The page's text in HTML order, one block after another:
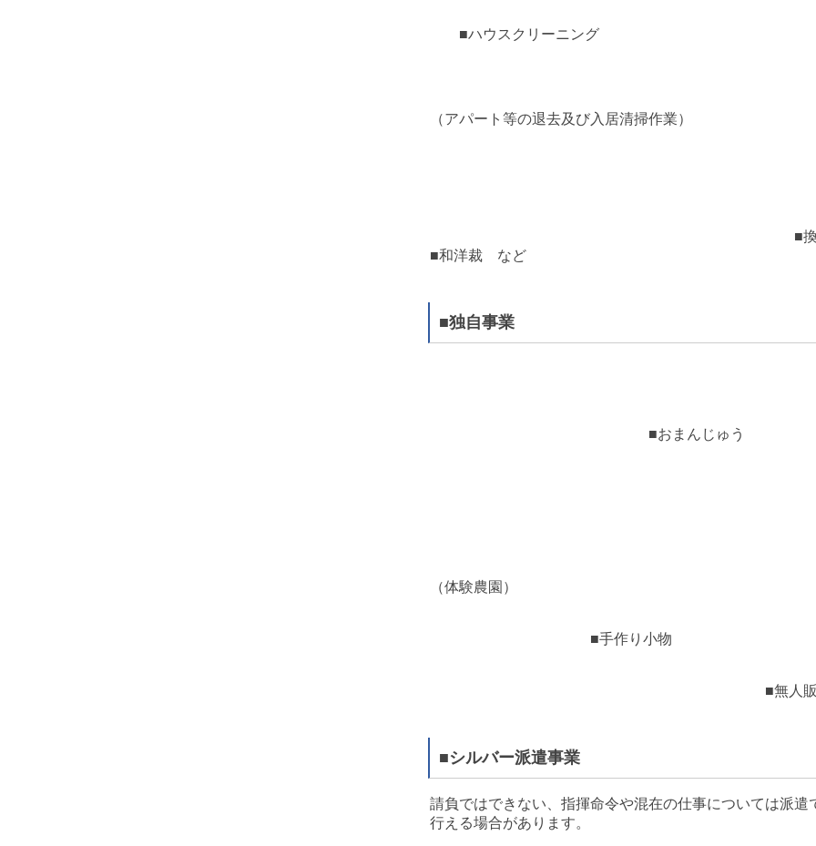
■ハウスクリーニン
（アパート等の退去及び入居清掃作業
■
■和洋裁 など
■独自事業
■おまんじゅ
（体験
■手作
■無人販
■シルバー派遣事業
請負ではできない、指揮命令や混在の仕事については派遣
行える場合があります